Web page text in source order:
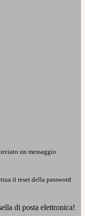
un messaggio
il reset della password
di posta elettronica!